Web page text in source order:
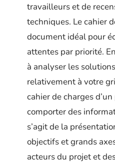
travailleurs et de
techniques. Le cahier
document idéal pour
attentes par priorité.
à analyser les
relativement à votre
cahier de charges
comporter des
s’agit de la
objectifs et grands
acteurs du projet et